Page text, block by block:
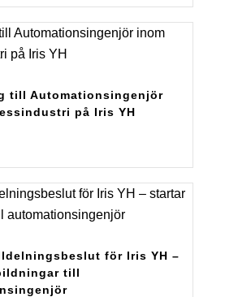
till Automationsingenjör
på Iris YH
för Iris YH –
till